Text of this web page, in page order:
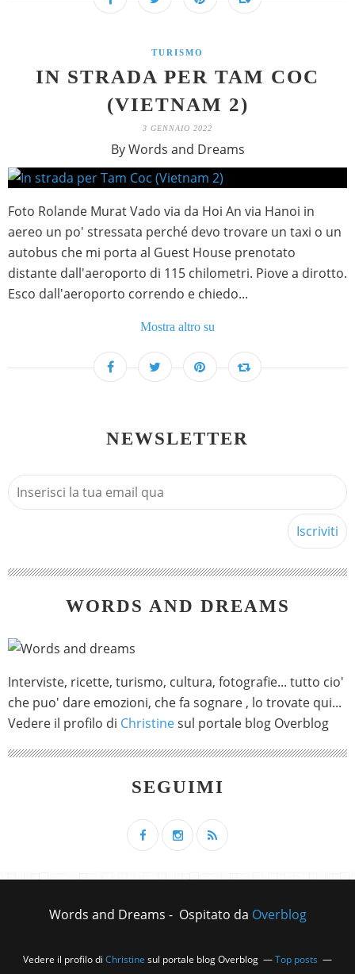
TURISMO
IN STRADA PER TAM COC
(VIETNAM 2)
3 GENNAIO 2022
By Words and Dreams
Foto Rolande Murat Vado via da Hoi An via Hanoi in
aereo un po' stressata perché devo trovare un taxi o un
autobus che mi porta al Guest House prenotato
distante dall'aeroporto di 115 chilometri. Piove a dirotto.
Esco dall'aeroporto correndo e chiedo...
Mostra altro su
NEWSLETTER
WORDS AND DREAMS
Interviste, ricette, turismo, cultura, fotografie... tutto cio'
che puo' dare emozioni, che fa sognare , lo trovate qui...
Vedere il profilo di Christinesul portale blog Overblog
SEGUIMI
Words and Dreams - Ospitato da Overblog
Vedere il profilo di Christine sul portale blog Overblog
Top posts